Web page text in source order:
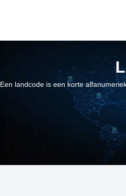
Een landcode is een korte